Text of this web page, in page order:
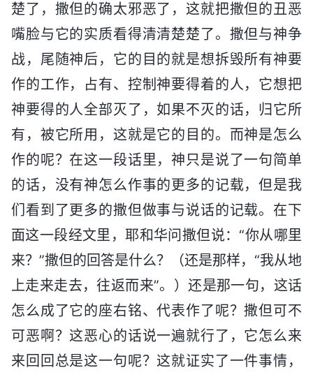
楚了，撒但的确太邪恶了，这就把撒但的丑恶
嘴脸与它的实质看得清清楚楚了。撒但与神争
战，尾随神后，它的目的就是想拆毁所有神要
作的工作，占有、控制神要得着的人，它想把
神要得的人全部灭了，如果不灭的话，归它所
有，被它所用，这就是它的目的。而神是怎么
作的呢？在这一段话里，神只是说了一句简单
的话，没有神怎么作事的更多的记载，但是我
们看到了更多的撒但做事与说话的记载。在下
面这一段经文里，耶和华问撒但说：“你从哪里
来？”撒但的回答是什么？（还是那样，“我从地
上走来走去，往返而来”。）还是那一句，这话
怎么成了它的座右铭、代表作了呢？撒但可不
可恶啊？这恶心的话说一遍就行了，它怎么来
来回回总是这一句呢？这就证实了一件事情，